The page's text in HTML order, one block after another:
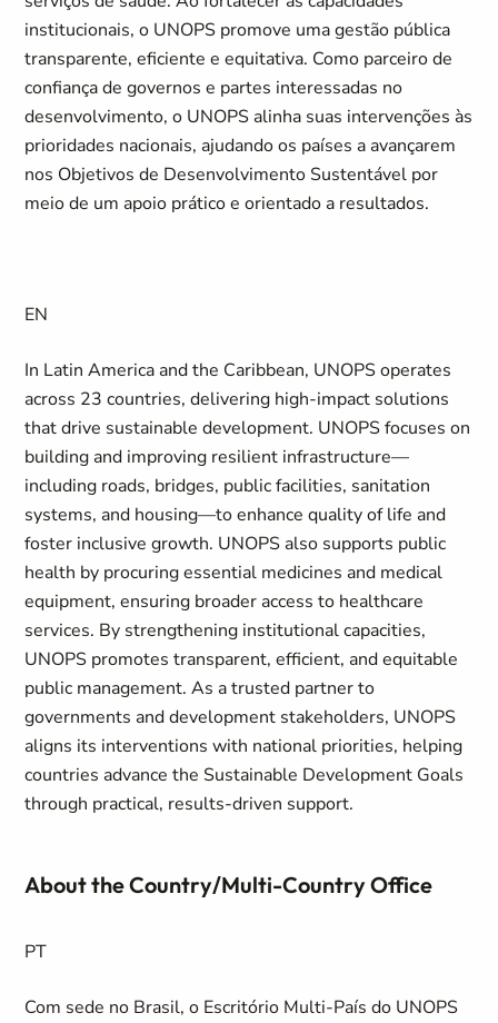
institucionais, o UNOPS promove uma gestão pública
transparente, eficiente e equitativa. Como parceiro de
confiança de governos e partes interessadas no
desenvolvimento, o UNOPS alinha suas intervenções às
prioridades nacionais, ajudando os países a avançarem
nos Objetivos de Desenvolvimento Sustentável por
meio de um apoio prático e orientado a resultados.
EN
In Latin America and the Caribbean, UNOPS operates
across 23 countries, delivering high-impact solutions
that drive sustainable development. UNOPS focuses on
building and improving resilient infrastructure—
including roads, bridges, public facilities, sanitation
systems, and housing—to enhance quality of life and
foster inclusive growth. UNOPS also supports public
health by procuring essential medicines and medical
equipment, ensuring broader access to healthcare
services. By strengthening institutional capacities,
UNOPS promotes transparent, efficient, and equitable
public management. As a trusted partner to
governments and development stakeholders, UNOPS
aligns its interventions with national priorities, helping
countries advance the Sustainable Development Goals
through practical, results-driven support.
About the Country/Multi-Country Office
PT
Com sede no Brasil, o Escritório Multi-País do UNOPS